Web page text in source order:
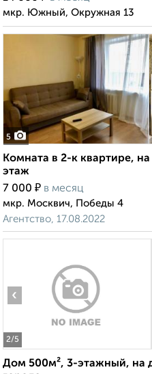
мкр. Южный, Окружная 13
5
Комната в 2-к квартире,
этаж
7 000 ₽ в месяц
мкр. Москвич, Победы 4
Агентство, 17.08.2022
2/5
‹
Дом 500м², 3-этажный, на